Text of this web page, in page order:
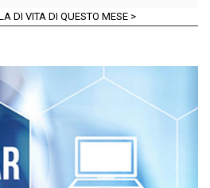
DI VITA DI QUESTO MESE >